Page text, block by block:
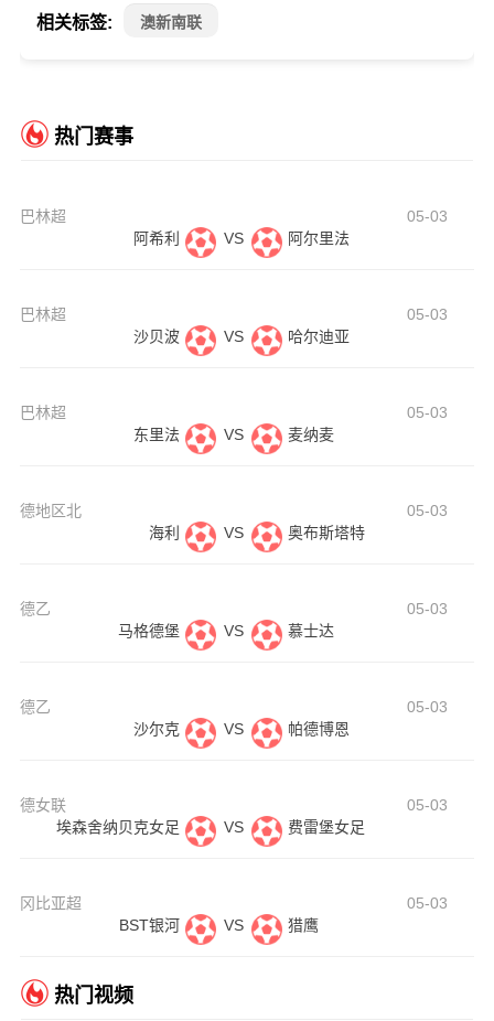
相关标签: 澳新南联
热门赛事
巴林超
05-03
阿希利
VS 阿尔里法
巴林超
05-03
沙贝波
VS 哈尔迪亚
巴林超
05-03
东里法
VS 麦纳麦
德地区北
05-03
海利
VS 奥布斯塔特
德乙
05-03
马格德堡
VS 慕士达
德乙
05-03
沙尔克
VS 帕德博恩
德女联
05-03
埃森舍纳贝克女足
VS 费雷堡女足
冈比亚超
05-03
BST银河
VS 猎鹰
热门视频